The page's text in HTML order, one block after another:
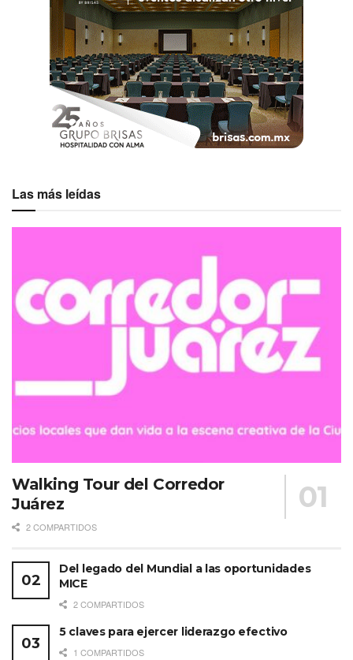
Las más leídas
Walking Tour del Corredor
Juárez
2 COMPARTIDOS
Del legado del Mundial a las oportunidades
MICE
2 COMPARTIDOS
5 claves para ejercer liderazgo efectivo
1 COMPARTIDOS